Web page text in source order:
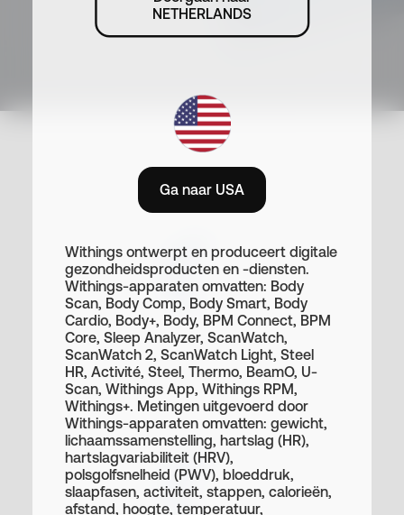
NETHERLANDS
Ga naar USA
Withings ontwerpt en produceert digitale
gezondheidsproducten en -diensten.
Withings-apparaten omvatten: Body
Scan, Body Comp, Body Smart, Body
Cardio, Body+, Body, BPM Connect, BPM
Core, Sleep Analyzer, ScanWatch,
ScanWatch 2, ScanWatch Light, Steel
HR, Activité, Steel, Thermo, BeamO, U-
Scan, Withings App, Withings RPM,
Withings+. Metingen uitgevoerd door
Withings-apparaten omvatten: gewicht,
lichaamssamenstelling, hartslag (HR),
hartslagvariabiliteit (HRV),
polsgolfsnelheid (PWV), bloeddruk,
slaapfasen, activiteit, stappen, calorieën,
afstand, hoogte, temperatuur,
Doe met ons mee en
voel de voordelen
Begin onmiddellijk met het
verdienen van commissies
Verdien van 5% tot 15%
commissie op elke aankoop
Alle Withings-producten komen
in aanmerking
Nieuwe creatives worden